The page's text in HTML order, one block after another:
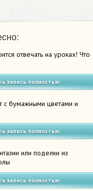
отвечать на уроках! Что
запись полностью
с бумажными цветами и
запись полностью
или поделки из
запись полностью